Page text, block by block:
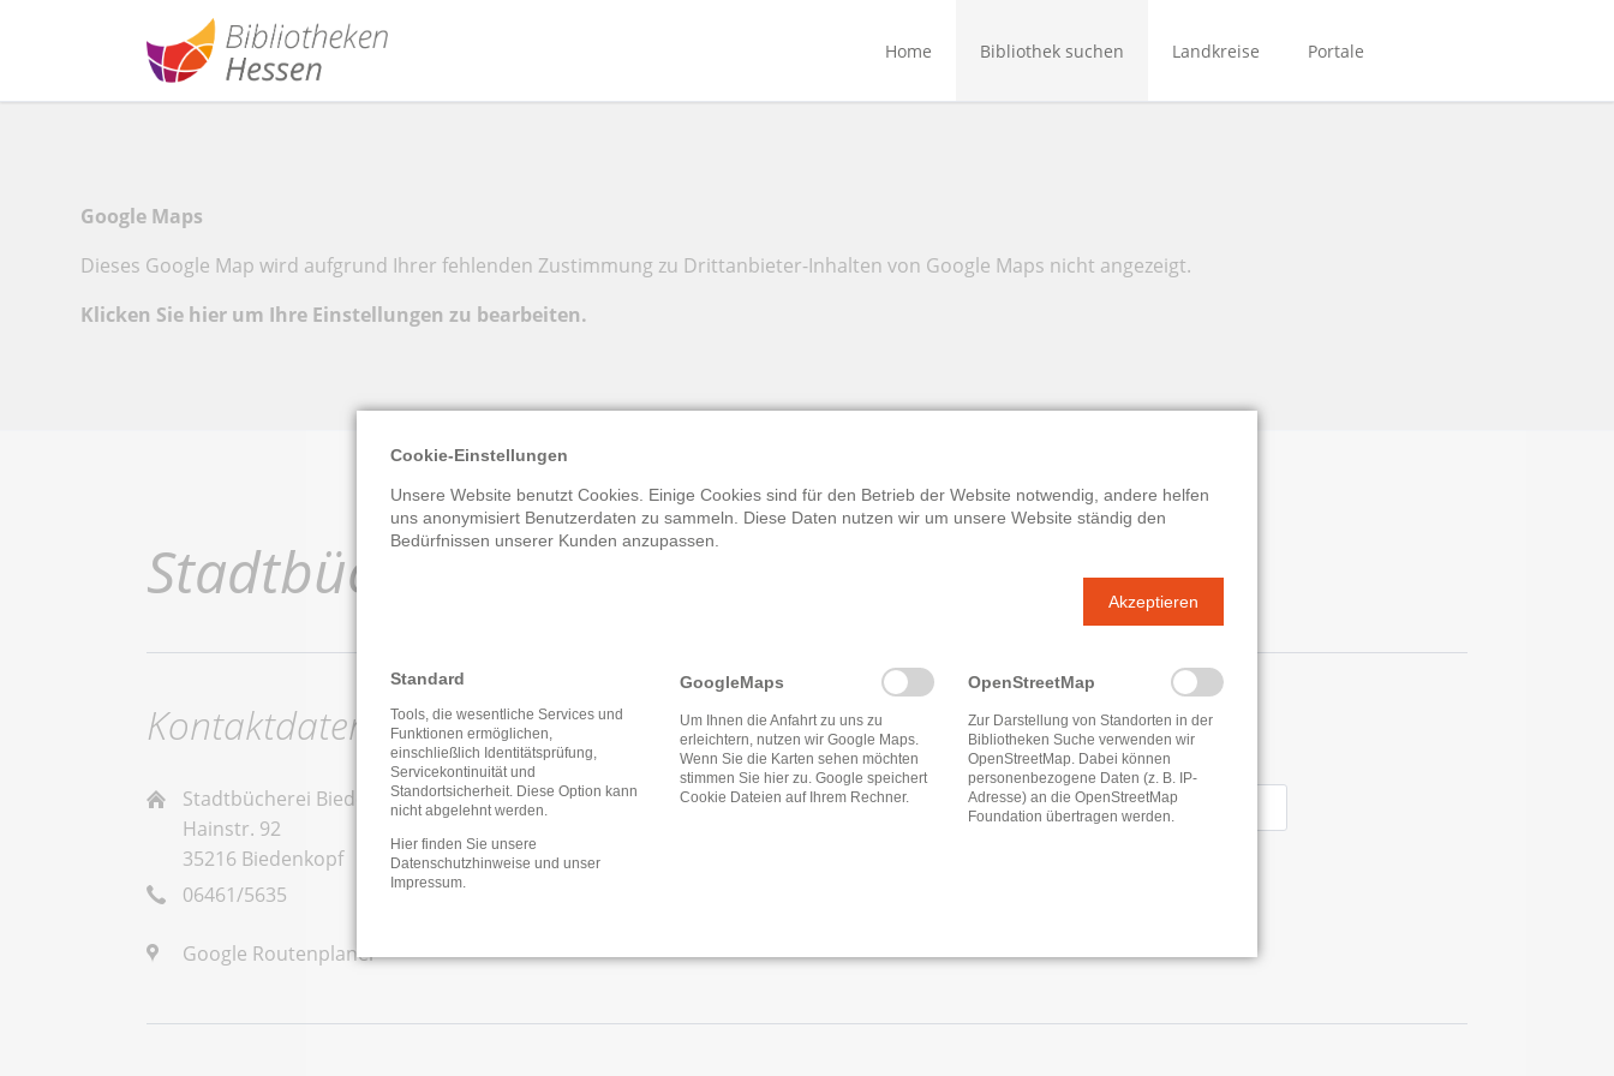
Home Bibliothek suchen Landkreise Portale
NordhessenBIB
Google Maps
Dieses Google Map wird aufgrund Ihrer fehlenden Zustimmung zu Drittanbieter-Inhalten von Google Maps nicht angezeigt.
Klicken Sie hier um Ihre Einstellungen zu bearbeiten.
Stadtbücherei Biedenkopf-Kernstadt
Kontaktdaten
Stadtbücherei Biedenkopf-Kernstadt
Hainstr. 92
35216 Biedenkopf
06461/5635
Google Routenplaner
Öffnungszeiten
Donnerstag 13:30 - 15:30 Uhr
Cookie-Einstellungen
Unsere Website benutzt Cookies. Einige Cookies sind für den Betrieb der Website notwendig, andere helfen
uns anonymisiert Benutzerdaten zu sammeln. Diese Daten nutzen wir um unsere Website ständig den
Bedürfnissen unserer Kunden anzupassen.
Akzeptieren
Standard
Tools, die wesentliche Services und
Funktionen ermöglichen,
einschließlich Identitätsprüfung,
Servicekontinuität und
Standortsicherheit. Diese Option kann
nicht abgelehnt werden.
Hier finden Sie unsere
Datenschutzhinweise und unser
Impressum.
GoogleMaps
Um Ihnen die Anfahrt zu uns zu
erleichtern, nutzen wir Google Maps.
Wenn Sie die Karten sehen möchten
stimmen Sie hier zu. Google speichert
Cookie Dateien auf Ihrem Rechner.
OpenStreetMap
Zur Darstellung von Standorten in der
Bibliotheken Suche verwenden wir
OpenStreetMap. Dabei können
personenbezogene Daten (z. B. IP-
Adresse) an die OpenStreetMap
Foundation übertragen werden.